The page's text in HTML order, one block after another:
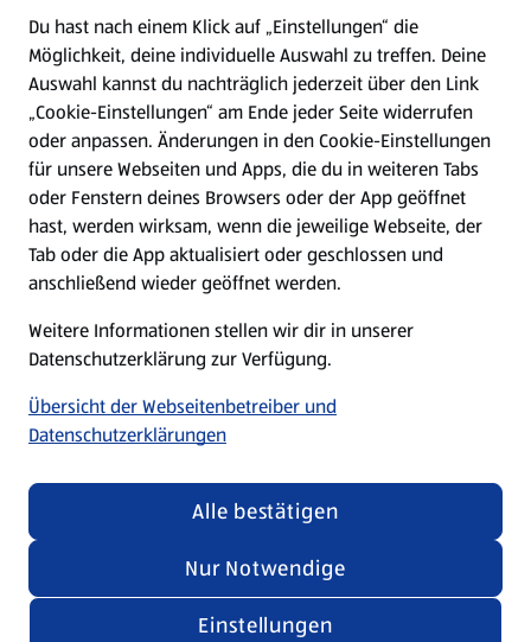
Presse
Hilfe & Kontakt
(öffnet in einem neuen Tab)
Unternehmen
Folge uns hier:
Datenschutz- und Richtlinienmenü
Cookie-Einstellungen
Impressum
Nutzungsbedingungen
Security Policy
Compliance | Hinweisstellen
Du hast nach einem Klick auf „Einstellungen“ die
Möglichkeit, deine individuelle Auswahl zu treffen. Deine
Auswahl kannst du nachträglich jederzeit über den Link
„Cookie-Einstellungen“ am Ende jeder Seite widerrufen
oder anpassen. Änderungen in den Cookie-Einstellungen
für unsere Webseiten und Apps, die du in weiteren Tabs
oder Fenstern deines Browsers oder der App geöffnet
hast, werden wirksam, wenn die jeweilige Webseite, der
Tab oder die App aktualisiert oder geschlossen und
anschließend wieder geöffnet werden.
Weitere Informationen stellen wir dir in unserer
Datenschutzerklärung zur Verfügung.
Übersicht der Webseitenbetreiber und
Datenschutzerklärungen
Einstellungen
Nur Notwendige
Alle bestätigen